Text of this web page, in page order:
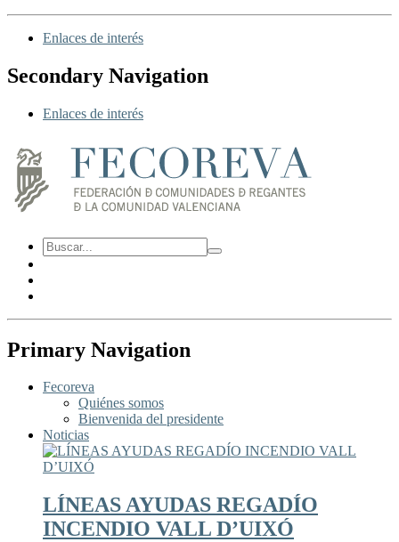
Enlaces de interés
Secondary Navigation
Enlaces de interés
Primary Navigation
Fecoreva
Quiénes somos
Bienvenida del presidente
Noticias
LÍNEAS AYUDAS REGADÍO
INCENDIO VALL D’UIXÓ